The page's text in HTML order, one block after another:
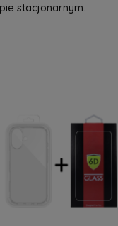
stacjonarnym.